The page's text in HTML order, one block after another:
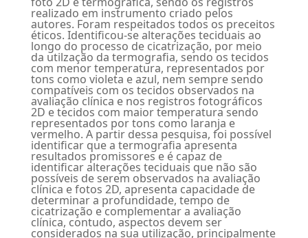
realizado em instrumento criado pelos
autores. Foram respeitados todos os preceitos
éticos. Identificou-se alterações teciduais ao
longo do processo de cicatrização, por meio
da utilzação da termografia, sendo os tecidos
com menor temperatura, representados por
tons como violeta e azul, nem sempre sendo
compatíveis com os tecidos observados na
avaliação clínica e nos registros fotográficos
2D e tecidos com maior temperatura sendo
representados por tons como laranja e
vermelho. A partir dessa pesquisa, foi possível
identificar que a termografia apresenta
resultados promissores e é capaz de
identificar alterações teciduais que não são
possíveis de serem observados na avaliação
clínica e fotos 2D, apresenta capacidade de
determinar a profundidade, tempo de
cicatrização e complementar a avaliação
clínica, contudo, aspectos devem ser
considerados na sua utilização, principalmente